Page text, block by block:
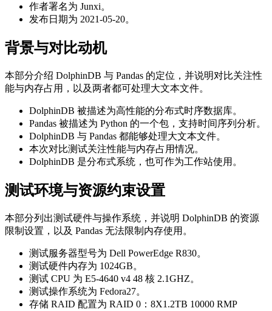
作者署名为 Junxi。
发布日期为 2021-05-20。
背景与对比动机
本部分介绍 DolphinDB 与 Pandas 的定位，并说明对比关注性
能与内存占用，以及两者都可处理大文本文件。
DolphinDB 被描述为高性能的分布式时序数据库。
Pandas 被描述为 Python 的一个包，支持时间序列分析。
DolphinDB 与 Pandas 都能够处理大文本文件。
本次对比测试关注性能与内存占用情况。
DolphinDB 是分布式系统，也可作为工作站使用。
测试环境与资源约束设置
本部分列出测试硬件与操作系统，并说明 DolphinDB 的资源
限制设置，以及 Pandas 无法限制内存使用。
测试服务器型号为 Dell PowerEdge R830。
测试硬件内存为 1024GB。
测试 CPU 为 E5-4640 v4 48 核 2.1GHZ。
测试操作系统为 Fedora27。
存储 RAID 配置为 RAID 0：8X1.2TB 10000 RMP